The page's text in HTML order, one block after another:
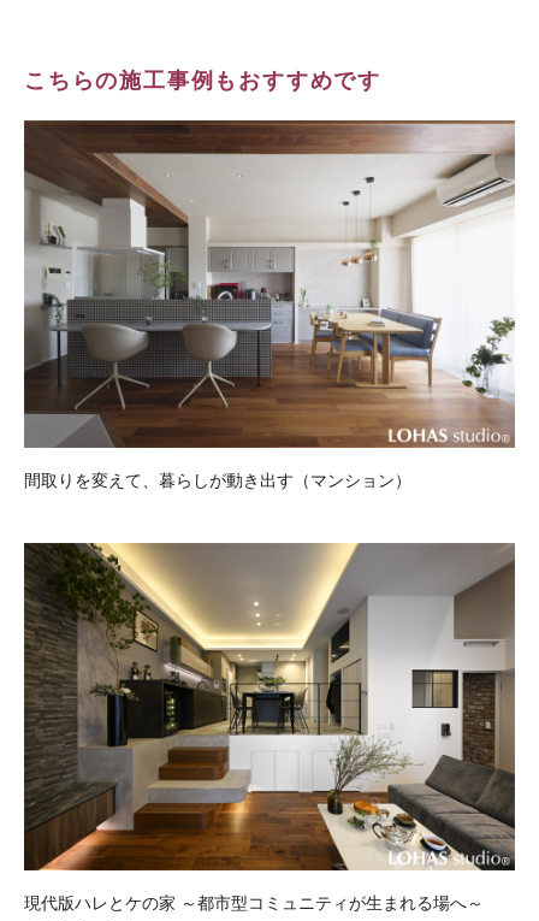
こちらの施工事例もおすすめです
間取りを変えて、暮らしが動き出す（マンション）
現代版ハレとケの家 ～都市型コミュニティが生まれる場へ～